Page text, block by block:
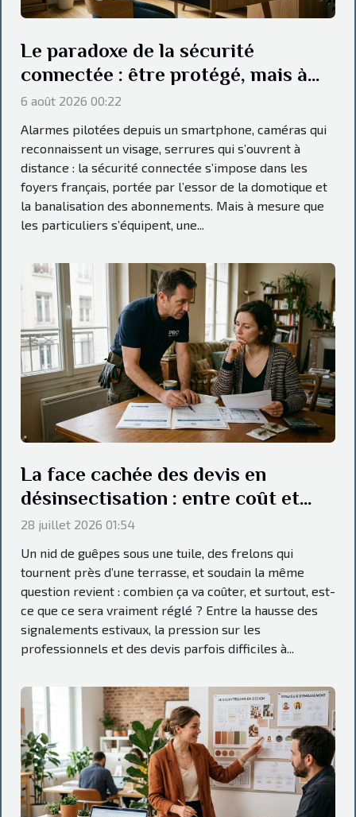
Le paradoxe de la sécurité
connectée : être protégé, mais à
quel prix ?
6 août 2026 00:22
Alarmes pilotées depuis un smartphone, caméras qui
reconnaissent un visage, serrures qui s’ouvrent à
distance : la sécurité connectée s’impose dans les
foyers français, portée par l’essor de la domotique et
la banalisation des abonnements. Mais à mesure que
les particuliers s’équipent, une...
La face cachée des devis en
désinsectisation : entre coût et
efficacité durable
28 juillet 2026 01:54
Un nid de guêpes sous une tuile, des frelons qui
tournent près d’une terrasse, et soudain la même
question revient : combien ça va coûter, et surtout, est-
ce que ce sera vraiment réglé ? Entre la hausse des
signalements estivaux, la pression sur les
professionnels et des devis parfois difficiles à...